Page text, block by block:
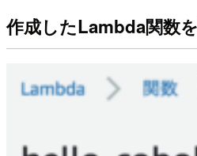
作成したLambda関数